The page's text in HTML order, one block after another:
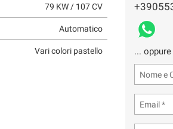
79 KW / 107 CV
Automatico
Vari colori pastello ...